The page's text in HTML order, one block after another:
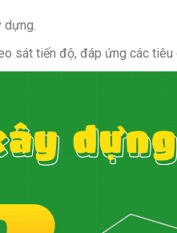
dựng.
sát tiến độ, đáp ứng các tiêu